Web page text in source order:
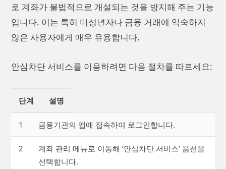
로 계좌가 불법적으로 개설되는 것을 방지해 주는 기능
입니다. 이는 특히 미성년자나 금융 거래에 익숙하지
않은 사용자에게 매우 유용합니다.
안심차단 서비스를 이용하려면 다음 절차를 따르세요:
단계 설명
1 금융기관의 앱에 접속하여 로그인합니다.
2
계좌 관리 메뉴로 이동해 ‘안심차단 서비스’ 옵션을
선택합니다.